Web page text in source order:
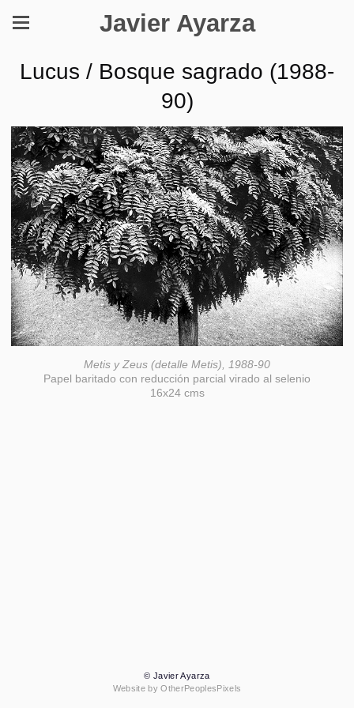
Javier Ayarza
Lucus / Bosque sagrado (1988-
90)
Metis y Zeus (detalle Metis), 1988-90
Papel baritado con reducción parcial virado al selenio
16x24 cms
© Javier Ayarza
Website by OtherPeoplesPixels